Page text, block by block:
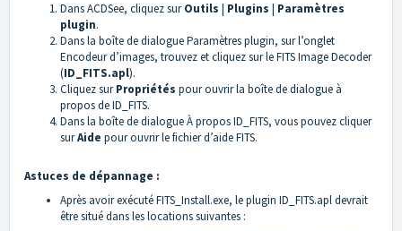
Dans ACDSee, cliquez surOutils | Plugins | Paramètres
plugin.
Dans la boîte de dialogue Paramètres plugin, sur l’onglet
Encodeur d’images, trouvez et cliquez sur le FITS Image Decoder
(ID_FITS.apl).
Cliquez surPropriétés pour ouvrir la boîte de dialogue à
propos de ID_FITS.
Dans la boîte de dialogue À propos ID_FITS, vous pouvez cliquer
surAide pour ouvrir le fichier d’aide FITS.
Astuces de dépannage :
Après avoir exécuté FITS_Install.exe, le plugin ID_FITS.apl devrait
être situé dans les locations suivantes :